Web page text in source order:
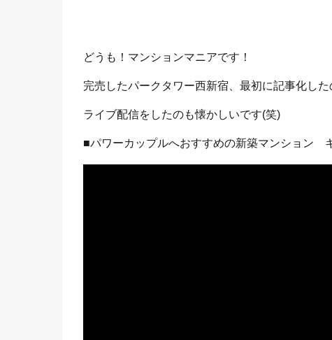
どうも！マンションマニアです！
完売したパークタワー西新宿、最初に記事化した
ライブ配信をしたのも懐かしいです(笑)
■パワーカップルへおすすめの新築マンション